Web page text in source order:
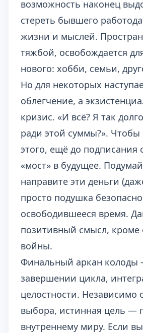
возможность наконец
стереть бывшего
жизни и мыслей.
тяжбой, освобождается
нового: хобби, семьи,
Но для некоторых
облегчение, а
кризис. «И всё? Я так
ради этой суммы?». Чтобы
этого, ещё до подписания
«мост» в будущее.
направите эти деньги
просто подушка
освободившееся время.
позитивный смысл, кроме
войны.
Финальный аркан
завершении цикла,
целостности. Независимо
выбора, истинная цель —
внутреннему миру. Если